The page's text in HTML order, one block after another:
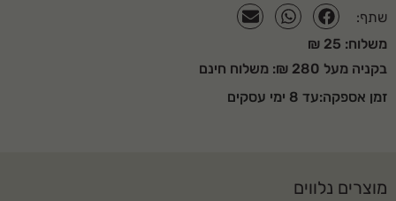
שתף:
משלוח: 25 ₪
בקניה מעל 280 ₪: משלוח חינם
זמן אספקה:עד 8 ימי עסקים
מוצרים נלווים